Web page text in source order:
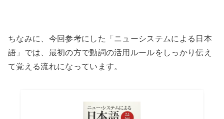
ちなみに、今回参考にした「ニューシステムによる日本
語」では、最初の方で動詞の活用ルールをしっかり伝え
て覚える流れになっています。